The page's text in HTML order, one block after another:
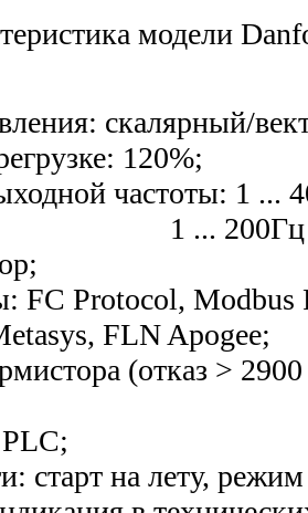
модели
скалярный/
120%;
частоты: 1 ...
в
FC Protocol, Modbus
FLN Apogee;
(отказ >
старт на лету,